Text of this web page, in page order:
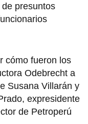
presuntos
cómo fueron los
Odebrecht a
Susana Villarán y
expresidente
de Petroperú